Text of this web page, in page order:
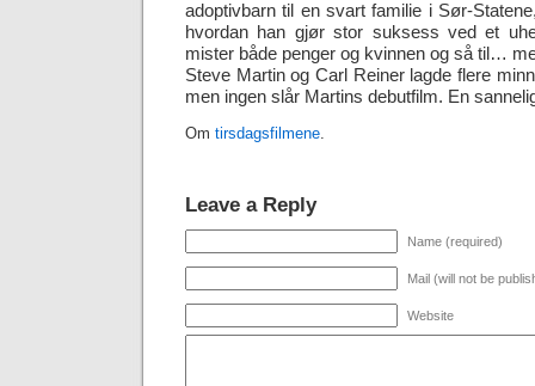
adoptivbarn til en svart familie i Sør-
hvordan han gjør stor suksess ved et
mister både penger og kvinnen og så til…
Steve Martin og Carl Reiner lagde flere
men ingen slår Martins debutfilm. En
Om tirsdagsfilmene.
Leave a Reply
Name (required)
Mail (will not be
Website